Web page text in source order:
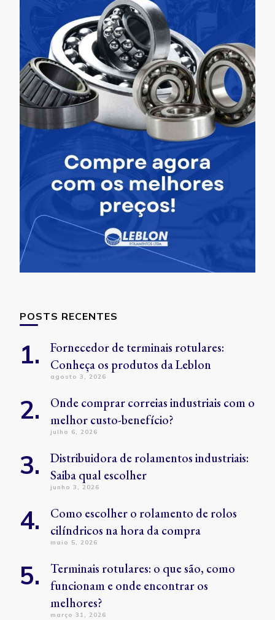
POSTS RECENTES
Fornecedor de terminais rotulares:
Conheça os produtos da Leblon
agosto 3, 2026
Onde comprar correias industriais com o
melhor custo-benefício?
julho 6, 2026
Distribuidora de rolamentos industriais:
Saiba qual escolher
junho 3, 2026
Como escolher o rolamento de rolos
cilíndricos na hora da compra
maio 5, 2026
Terminais rotulares: o que são, como
funcionam e onde encontrar os
melhores?
março 31, 2026